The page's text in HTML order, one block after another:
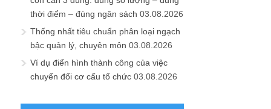
thời điểm – đúng ngân sách 03.08.2026
Thống nhất tiêu chuẩn phân loại ngạch
bậc quản lý, chuyên môn 03.08.2026
Ví dụ điển hình thành công của việc
chuyển đổi cơ cấu tổ chức 03.08.2026